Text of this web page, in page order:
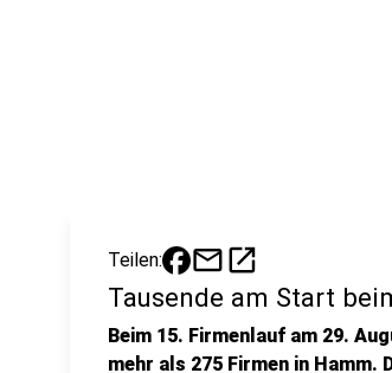
Teilen: mailopen_in_new
Tausende am Start
Beim 15. Firmenlauf am 29.
mehr als 275 Firmen in